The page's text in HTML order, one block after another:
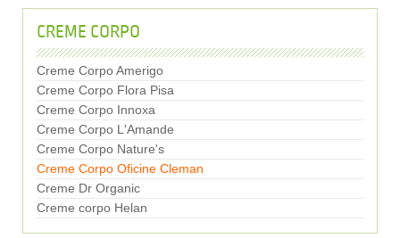
CREME CORPO
Creme Corpo Amerigo
Creme Corpo Flora Pisa
Creme Corpo Innoxa
Creme Corpo L'Amande
Creme Corpo Nature's
Creme Corpo Oficine Cleman
Creme Dr Organic
Creme corpo Helan